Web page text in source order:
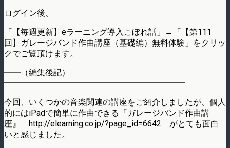
ログイン後、
「【毎週更新】eラーニング導入こぼれ話」→「【第111
回】ガレージバンド作曲講座（基礎編）無料体験」をクリッ
クでご覧頂けます。
━━（編集後記）
━━━━━━━━━━━━━━━━━━━━━━
今回、いくつかの音楽関連の講座をご紹介しましたが、個人
的にはiPadで簡単に作曲できる『ガレージバンド作曲講
座』 http://elearning.co.jp/?page_id=6642 がとても面白
いと感じました。